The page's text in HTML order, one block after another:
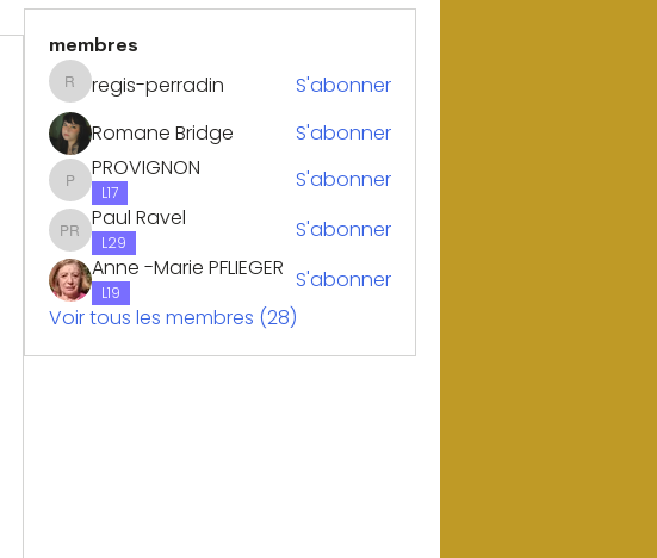
membres
regis-perradin
regis-perradin
S'abonner
Romane Bridge
S'abonner
PROVIGNON
PROVIGNON
L17 S'abonner
Paul Ravel
Paul Ravel
L29
S'abonner
Anne -Marie PFLIEGER
L19
S'abonner
Voir tous les membres (28)